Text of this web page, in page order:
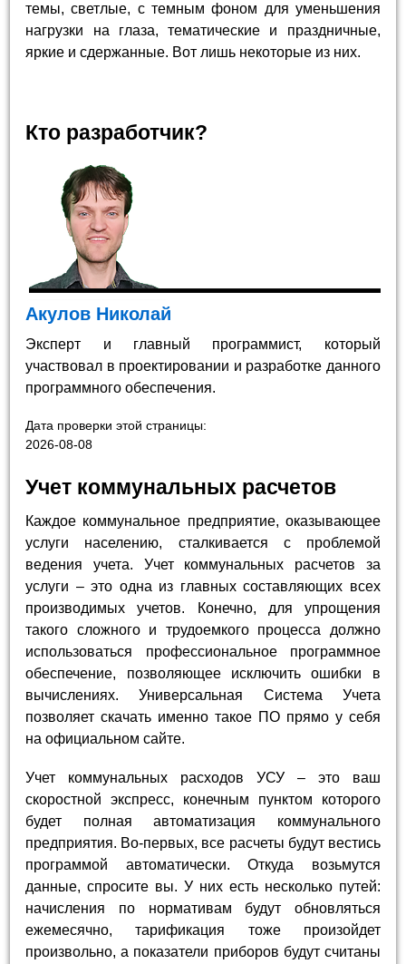
темы, светлые, с темным фоном для уменьшения
нагрузки на глаза, тематические и праздничные,
яркие и сдержанные. Вот лишь некоторые из них.
Кто разработчик?
Акулов Николай
Эксперт и главный программист, который
участвовал в проектировании и разработке данного
программного обеспечения.
Дата проверки этой страницы:
2026-08-08
Учет коммунальных расчетов
Каждое коммунальное предприятие, оказывающее
услуги населению, сталкивается с проблемой
ведения учета. Учет коммунальных расчетов за
услуги – это одна из главных составляющих всех
производимых учетов. Конечно, для упрощения
такого сложного и трудоемкого процесса должно
использоваться профессиональное программное
обеспечение, позволяющее исключить ошибки в
вычислениях. Универсальная Система Учета
позволяет скачать именно такое ПО прямо у себя
на официальном сайте.
Учет коммунальных расходов УСУ – это ваш
скоростной экспресс, конечным пунктом которого
будет полная автоматизация коммунального
предприятия. Во-первых, все расчеты будут вестись
программой автоматически. Откуда возьмутся
данные, спросите вы. У них есть несколько путей:
начисления по нормативам будут обновляться
ежемесячно, тарификация тоже произойдет
произвольно, а показатели приборов будут считаны